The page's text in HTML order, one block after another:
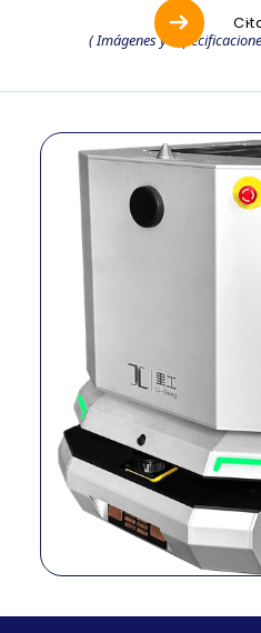
Modelo
Categoría
Grados de
libertad (GDL)
Alcance del
Repetibilidad
navegación
Dimensiones
(sin brazo)
Peso
Velocidad
máxima
Precisión de
( Imágenes y